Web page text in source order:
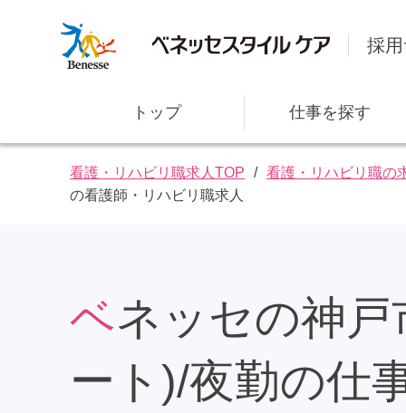
採
トップ 仕事を探す
社⻑メッセージ
研修・教育サポート
看護・リハビリ職求人TOP
看護・リハビリ職の
の看護師・リハビリ職求人
ベネッセの神戸市の非常勤(パ
ート)/夜勤の仕